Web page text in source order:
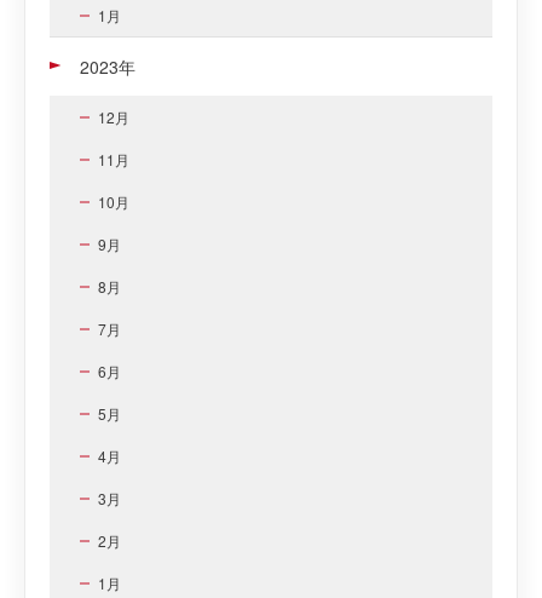
1月
2023年
12月
11月
10月
9月
8月
7月
6月
5月
4月
3月
2月
1月